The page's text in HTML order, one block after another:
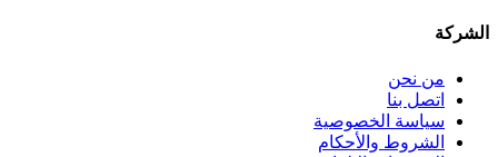
الشركة
من نحن
اتصل بنا
سياسة الخصوصية
الشروط والأحكام